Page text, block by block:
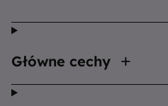
Główne cechy